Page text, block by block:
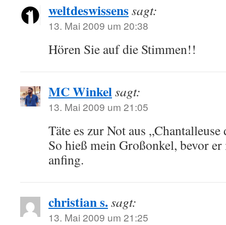
weltdeswissenssagt:
13. Mai 2009 um 20:38
Hören Sie auf die Stimmen!!
MC Winkelsagt:
13. Mai 2009 um 21:05
Täte es zur Not aus „Chantalleuse
So hieß mein Großonkel, bevor
anfing.
christian s.sagt:
13. Mai 2009 um 21:25